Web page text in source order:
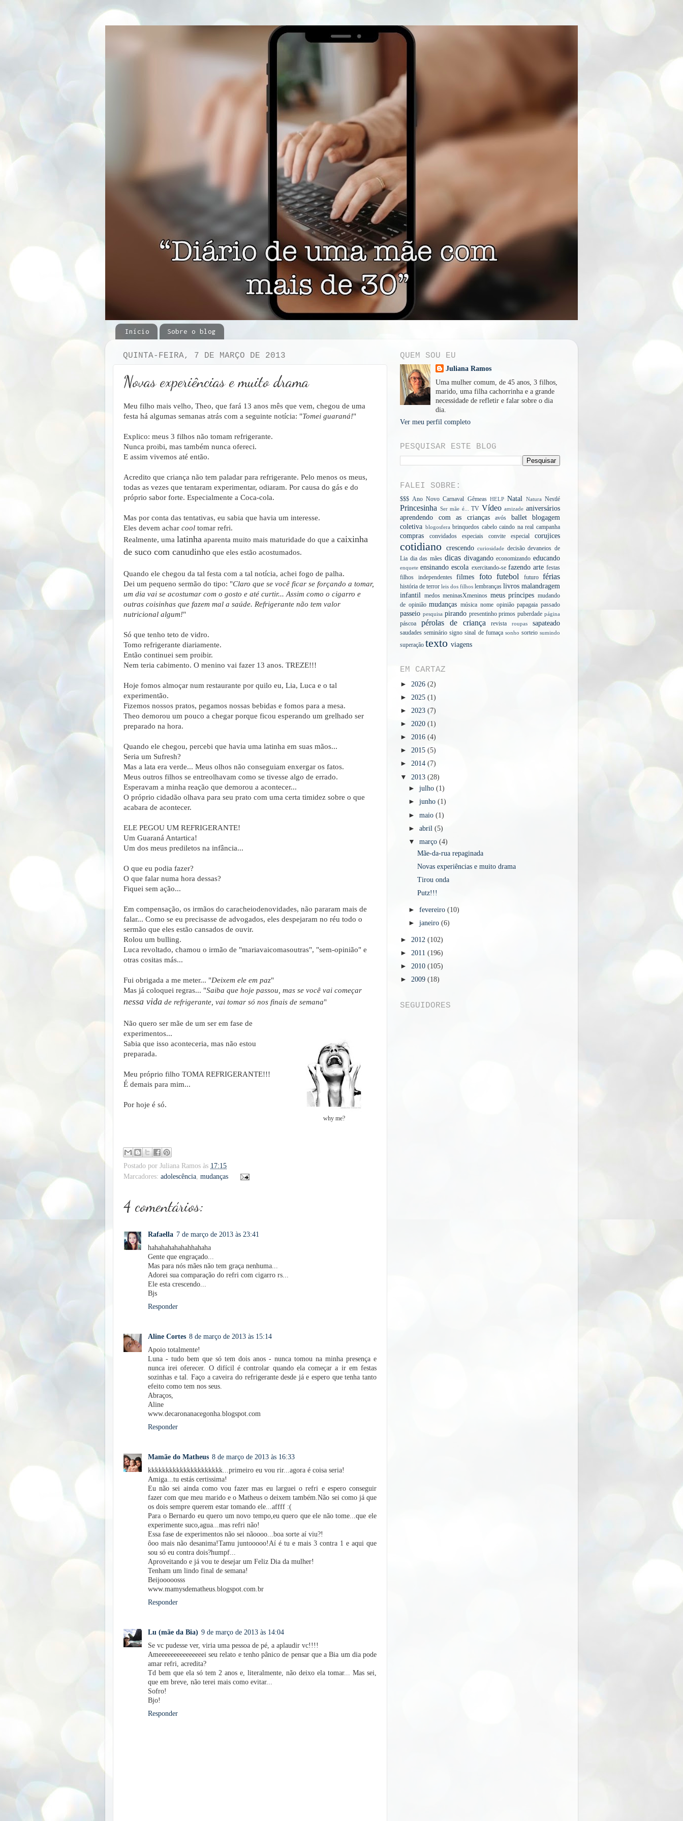
Início Sobre o blog
QUINTA-FEIRA, 7 DE MARÇO DE 2013
Novas experiências e muito drama
Meu filho mais velho, Theo, que fará 13 anos mês que vem, chegou de uma
festa há algumas semanas atrás com a seguinte notícia: "Tomei guaraná!"
Explico: meus 3 filhos não tomam refrigerante.
Nunca proibi, mas também nunca ofereci.
E assim vivemos até então.
Acredito que criança não tem paladar para refrigerante. Pelo menos os meus,
todas as vezes que tentaram experimentar, odiaram. Por causa do gás e do
próprio sabor forte. Especialmente a Coca-cola.
Mas por conta das tentativas, eu sabia que havia um interesse.
Eles devem achar cool tomar refri.
Realmente, uma latinha aparenta muito mais maturidade do que a caixinha
de suco com canudinho que eles estão acostumados.
Quando ele chegou da tal festa com a tal notícia, achei fogo de palha.
Dei um pequeno sermão do tipo: "Claro que se você ficar se forçando a tomar,
um dia vai se acostumar com o gosto e até curtir... Assim como o cigarro e
outras coisinhas que fazem mal a saúde. Refrigerante não tem valor
nutricional algum!"
Só que tenho teto de vidro.
Tomo refrigerante diariamente.
Então continuei sem proibir.
Nem teria cabimento. O menino vai fazer 13 anos. TREZE!!!
Hoje fomos almoçar num restaurante por quilo eu, Lia, Luca e o tal
experimentão.
Fizemos nossos pratos, pegamos nossas bebidas e fomos para a mesa.
Theo demorou um pouco a chegar porque ficou esperando um grelhado ser
preparado na hora.
Quando ele chegou, percebi que havia uma latinha em suas mãos...
Seria um Sufresh?
Mas a lata era verde... Meus olhos não conseguiam enxergar os fatos.
Meus outros filhos se entreolhavam como se tivesse algo de errado.
Esperavam a minha reação que demorou a acontecer...
O próprio cidadão olhava para seu prato com uma certa timidez sobre o que
acabara de acontecer.
ELE PEGOU UM REFRIGERANTE!
Um Guaraná Antartica!
Um dos meus prediletos na infância...
O que eu podia fazer?
O que falar numa hora dessas?
Fiquei sem ação...
Em compensação, os irmãos do caracheiodenovidades, não pararam mais de
falar... Como se eu precisasse de advogados, eles despejaram no réu todo o
sermão que eles estão cansados de ouvir.
Rolou um bulling.
Luca revoltado, chamou o irmão de "mariavaicomasoutras", "sem-opinião" e
otras cositas más...
Fui obrigada a me meter... "Deixem ele em paz"
Mas já coloquei regras... "Saiba que hoje passou, mas se você vai começar
nessa vida de refrigerante, vai tomar só nos finais de semana"
why me?
Não quero ser mãe de um ser em fase de
experimentos...
Sabia que isso aconteceria, mas não estou
preparada.
Meu próprio filho TOMA REFRIGERANTE!!!
É demais para mim...
Por hoje é só.
Postado por Juliana Ramos às 17:15
Marcadores: adolescência mudanças
4 comentários:
Rafaella 7 de março de 2013 às 23:41
hahahahahahahhahaha
Gente que engraçado...
Mas para nós mães não tem graça nenhuma...
Adorei sua comparação do refri com cigarro rs...
Ele esta crescendo...
Bjs
Responder
Aline Cortes 8 de março de 2013 às 15:14
Apoio totalmente!
Luna - tudo bem que só tem dois anos - nunca tomou na minha presença e
nunca irei oferecer. O difícil é controlar quando ela começar a ir em festas
sozinhas e tal. Faço a caveira do refrigerante desde já e espero que tenha tanto
efeito como tem nos seus.
Abraços,
Aline
www.decaronanacegonha.blogspot.com
Responder
Mamãe do Matheus 8 de março de 2013 às 16:33
kkkkkkkkkkkkkkkkkkkkk...primeiro eu vou rir...agora é coisa seria!
Amiga...tu estás certissima!
Eu não sei ainda como vou fazer mas eu larguei o refri e espero conseguir
fazer com que meu marido e o Matheus o deixem também.Não sei como já que
os dois sempre querem estar tomando ele...affff :(
Para o Bernardo eu quero um novo tempo,eu quero que ele não tome...que ele
experimente suco,agua...mas refri não!
Essa fase de experimentos não sei nãoooo...boa sorte aí viu?!
ôoo mais não desanima!Tamu juntooooo!Aí é tu e mais 3 contra 1 e aqui que
sou só eu contra dois?humpf...
Aproveitando e já vou te desejar um Feliz Dia da mulher!
Tenham um lindo final de semana!
Beijooooosss
www.mamysdematheus.blogspot.com.br
Responder
Lu (mãe da Bia) 9 de março de 2013 às 14:04
Se vc pudesse ver, viria uma pessoa de pé, a aplaudir vc!!!!
Ameeeeeeeeeeeeeeei seu relato e tenho pânico de pensar que a Bia um dia pode
amar refri, acredita?
Td bem que ela só tem 2 anos e, literalmente, não deixo ela tomar... Mas sei,
que em breve, não terei mais como evitar...
Sofro!
Bjo!
Responder
QUEM SOU EU
Juliana Ramos
Uma mulher comum, de 45 anos, 3 filhos,
marido, uma filha cachorrinha e a grande
necessidade de refletir e falar sobre o dia
dia.
Ver meu perfil completo
PESQUISAR ESTE BLOG
FALEI SOBRE:
$$$ Ano Novo Carnaval Gêmeas HELP Natal Natura Nestlé
Princesinha Ser mãe é... TV Vídeo amizade aniversários
aprendendo com as crianças
avós ballet
blogagem
coletiva blogosfera brinquedos cabelo caindo na real campanha
compras convidados especiais convite especial corujices
cotidiano crescendo curiosidade decisão devaneios de
Lia dia das mães dicas divagando economizando educando
enquete ensinando escola exercitando-se fazendo arte festas
filhos independentes
filmes foto futebol futuro férias
história de terror leis dos filhos lembranças livros malandragem
infantil medos meninasXmeninos meus príncipes mudando
de opinião mudanças música nome opinião papagaia passado
passeio pesquisa pirando presentinho primos puberdade página
páscoa pérolas de criança revista roupas sapateado
saudades seminário signo sinal de fumaça sonho sorteio sumindo
superação texto viagens
EM CARTAZ
► 2026 (2)
► 2025 (1)
► 2023 (7)
► 2020 (1)
► 2016 (4)
► 2015 (5)
► 2014 (7)
▼ 2013 (28)
►julho(1)
►junho(1)
►maio(1)
►abril(5)
▼março(4)
Mãe-da-rua repaginada
Novas experiências e muito drama
Tirou onda
Putz!!!
►fevereiro(10)
►janeiro(6)
► 2012 (102)
► 2011 (196)
► 2010 (105)
► 2009 (18)
SEGUIDORES